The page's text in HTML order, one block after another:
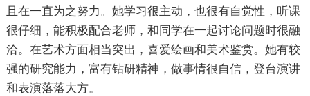
且在一直为之努力。她学习很主动，也很有自觉性，听课
很仔细，能积极配合老师，和同学在一起讨论问题时很融
洽。在艺术方面相当突出，喜爱绘画和美术鉴赏。她有较
强的研究能力，富有钻研精神，做事情很自信，登台演讲
和表演落落大方。